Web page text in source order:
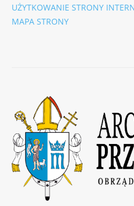
UŻYTKOWANIE STRONY
MAPA STRONY